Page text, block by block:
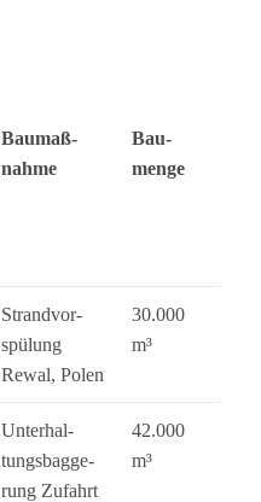
Bau­maß­
nahme
Bau­
menge
Strand­vor­
spü­lung
Rewal, Polen
30.000
m³
Unter­hal­
tungs­bag­ge­
rung Zufahrt
42.000
m³